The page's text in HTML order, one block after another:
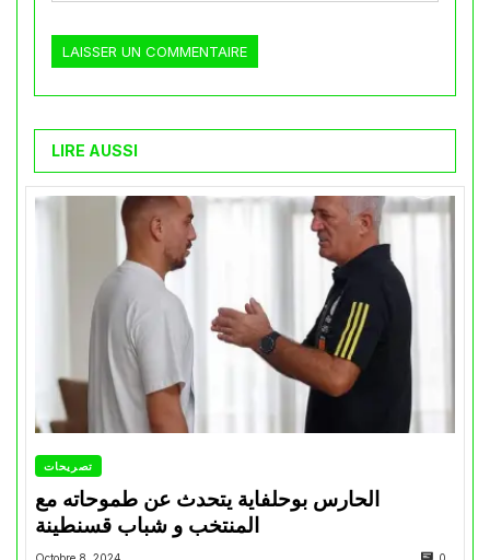
LIRE AUSSI
تصريحات
الحارس بوحلفاية يتحدث عن طموحاته مع
المنتخب و شباب قسنطينة